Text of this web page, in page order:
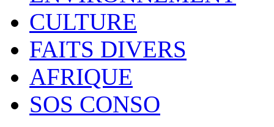
CULTURE
FAITS DIVERS
AFRIQUE
SOS CONSO